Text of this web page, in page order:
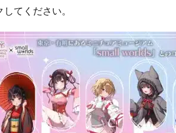
してください。